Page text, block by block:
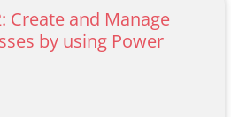
Create and Manage
by using Power